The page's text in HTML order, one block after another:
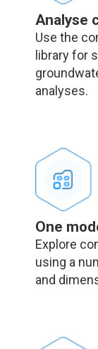
Analyse
Use the
library for
analyses.
One
Explore
using a
and